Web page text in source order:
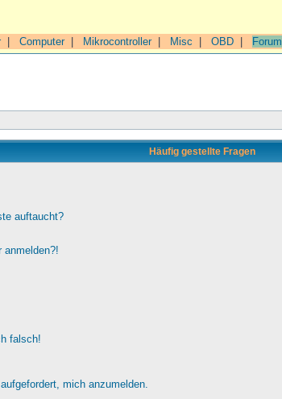
| Computer| Mikrocontroller| Misc OBD Forum
Häufig gestellte Fragen
auftaucht?
anmelden?!
falsch!
mich anzumelden.